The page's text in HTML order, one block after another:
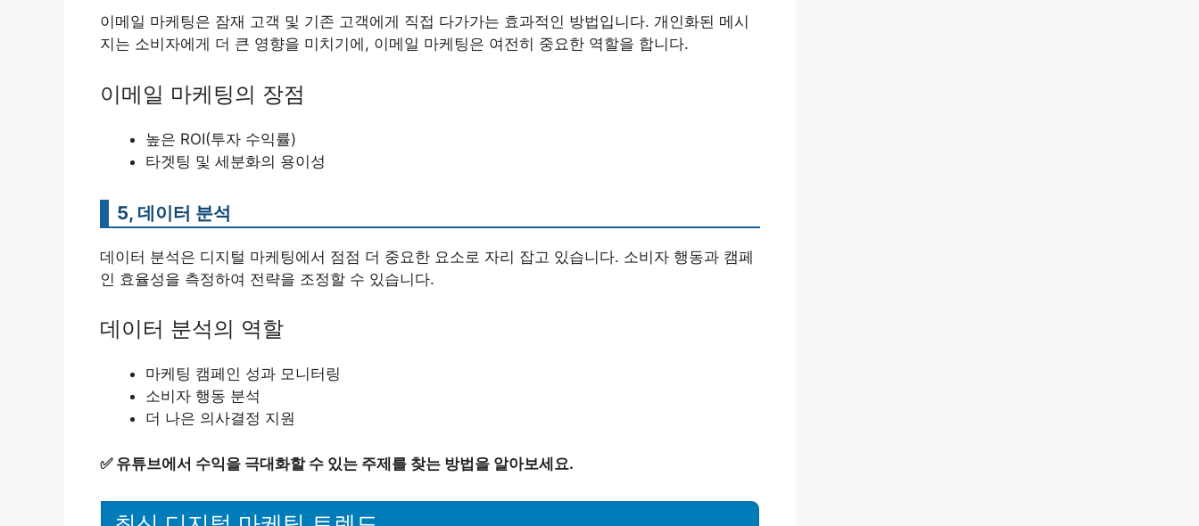
이메일 마케팅은 잠재 고객 및 기존 고객에게 직접 다가가는 효과적인 방법입니다. 개인화된 메시
지는 소비자에게 더 큰 영향을 미치기에, 이메일 마케팅은 여전히 중요한 역할을 합니다.
이메일 마케팅의 장점
높은 ROI(투자 수익률)
타겟팅 및 세분화의 용이성
5, 데이터 분석
데이터 분석은 디지털 마케팅에서 점점 더 중요한 요소로 자리 잡고 있습니다. 소비자 행동과 캠페
인 효율성을 측정하여 전략을 조정할 수 있습니다.
데이터 분석의 역할
마케팅 캠페인 성과 모니터링
소비자 행동 분석
더 나은 의사결정 지원
✅ 유튜브에서 수익을 극대화할 수 있는 주제를 찾는 방법을 알아보세요.